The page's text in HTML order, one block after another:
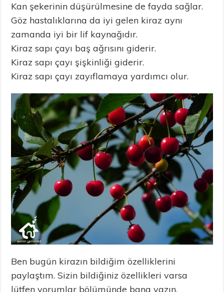
Kan şekerinin düşürülmesine de fayda sağlar.
Göz hastalıklarına da iyi gelen kiraz aynı
zamanda iyi bir lif kaynağıdır.
Kiraz sapı çayı baş ağrısını giderir.
Kiraz sapı çayı şişkinliği giderir.
Kiraz sapı çayı zayıflamaya yardımcı olur.
Ben bugün kirazın bildiğim özelliklerini
paylaştım. Sizin bildiğiniz özellikleri varsa
lütfen yorumlar bölümünde bana yazın.